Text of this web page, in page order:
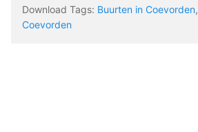
Download Tags: Buurten in Coevorden,
Coevorden